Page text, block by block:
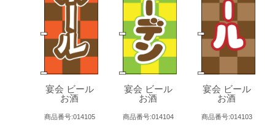
宴会 ビール
お酒
商品番号:014105
宴会 ビール
お酒
商品番号:014104
宴会 ビール
お酒
商品番号:014103